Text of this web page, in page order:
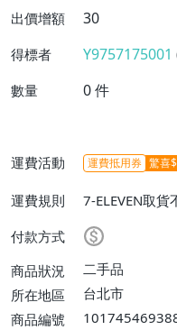
出價增額
30
得標者 Y9757175001
數量 0件
運費活動 運費抵用券 驚喜
運費規則
7-ELEVEN取
局掛號【單件
送【免運費】
付款方式
商品狀況
二手品
所在地區
台北市
商品編號